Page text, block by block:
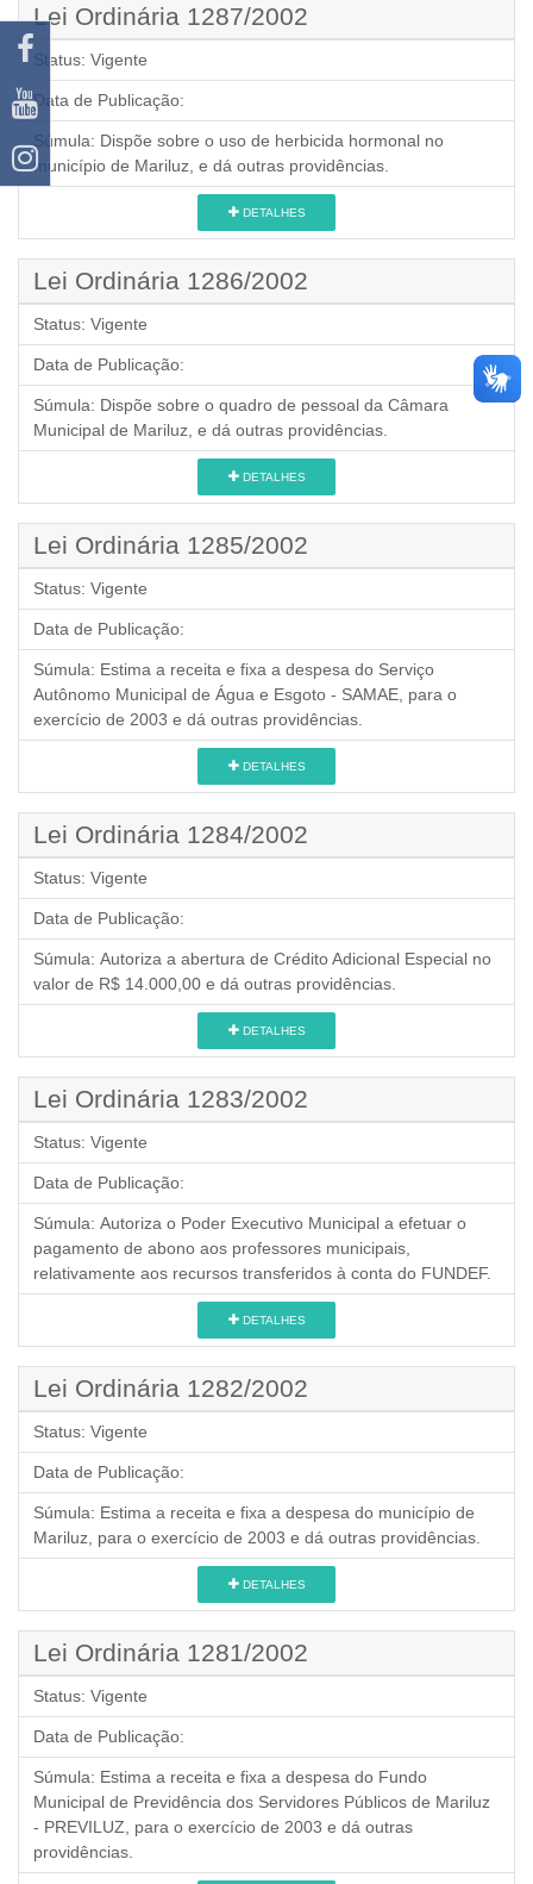
Lei Ordinária 1287/2002
Status: Vigente
Data de Publicação:
Súmula: Dispõe sobre o uso de herbicida hormonal no
município de Mariluz, e dá outras providências.
DETALHES
Lei Ordinária 1286/2002
Status: Vigente
Data de Publicação:
Súmula: Dispõe sobre o quadro de pessoal da Câmara
Municipal de Mariluz, e dá outras providências.
DETALHES
Lei Ordinária 1285/2002
Status: Vigente
Data de Publicação:
Súmula: Estima a receita e fixa a despesa do Serviço
Autônomo Municipal de Água e Esgoto - SAMAE, para o
exercício de 2003 e dá outras providências.
DETALHES
Lei Ordinária 1284/2002
Status: Vigente
Data de Publicação:
Súmula: Autoriza a abertura de Crédito Adicional Especial no
valor de R$ 14.000,00 e dá outras providências.
DETALHES
Lei Ordinária 1283/2002
Status: Vigente
Data de Publicação:
Súmula: Autoriza o Poder Executivo Municipal a efetuar o
pagamento de abono aos professores municipais,
relativamente aos recursos transferidos à conta do FUNDEF.
DETALHES
Lei Ordinária 1282/2002
Status: Vigente
Data de Publicação:
Súmula: Estima a receita e fixa a despesa do município de
Mariluz, para o exercício de 2003 e dá outras providências.
DETALHES
Lei Ordinária 1281/2002
Status: Vigente
Data de Publicação:
Súmula: Estima a receita e fixa a despesa do Fundo
Municipal de Previdência dos Servidores Públicos de Mariluz
- PREVILUZ, para o exercício de 2003 e dá outras
providências.